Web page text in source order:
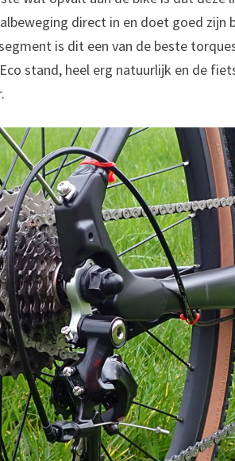
direct in en doet goed zijn
is dit een van de beste
stand, heel erg natuurlijk en de